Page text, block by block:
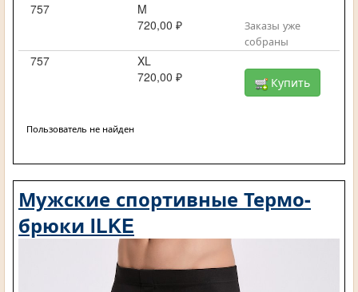
757
M
720,00 ₽
Заказы уже
собраны
757
XL
720,00 ₽
Купить
Пользователь не найден
Мужские спортивные Термо-
брюки ILKE